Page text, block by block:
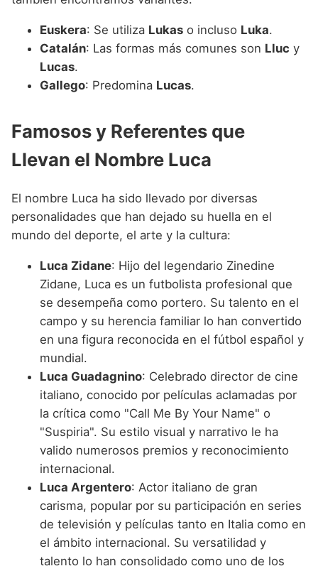
Euskera: Se utiliza Lukas o incluso Luka.
Catalán: Las formas más comunes son Lluc y
Lucas.
Gallego: Predomina Lucas.
Famosos y Referentes que
Llevan el Nombre Luca
El nombre Luca ha sido llevado por diversas
personalidades que han dejado su huella en el
mundo del deporte, el arte y la cultura:
Luca Zidane: Hijo del legendario Zinedine
Zidane, Luca es un futbolista profesional que
se desempeña como portero. Su talento en el
campo y su herencia familiar lo han convertido
en una figura reconocida en el fútbol español y
mundial.
Luca Guadagnino: Celebrado director de cine
italiano, conocido por películas aclamadas por
la crítica como "Call Me By Your Name" o
"Suspiria". Su estilo visual y narrativo le ha
valido numerosos premios y reconocimiento
internacional.
Luca Argentero: Actor italiano de gran
carisma, popular por su participación en series
de televisión y películas tanto en Italia como en
el ámbito internacional. Su versatilidad y
talento lo han consolidado como uno de los